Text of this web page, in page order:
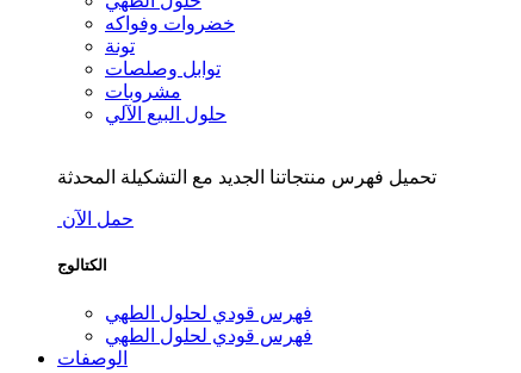
خضروات وفواكه
تونة
توابل وصلصات
مشروبات
حلول البيع الآلي
تحميل فهرس منتجاتنا الجديد مع التشكيلة المحدثة
حمل الآن
الكتالوج
فهرس قودي لحلول الطهي
فهرس قودي لحلول الطهي
الوصفات